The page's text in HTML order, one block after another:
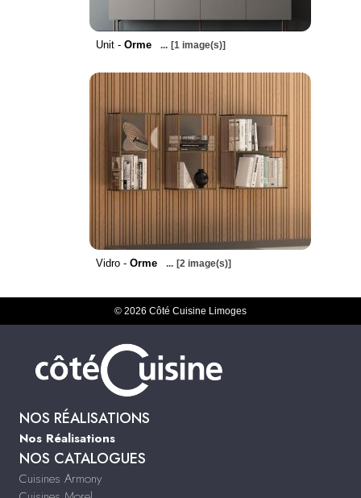
Unit - Orme ... [1 image(s)]
Vidro - Orme ... [2 image(s)]
© 2026 Côté Cuisine Limoges
NOS RÉALISATIONS
Nos Réalisations
NOS CATALOGUES
Cuisines Armony